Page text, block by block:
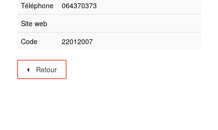
Téléphone
064370373
Site web
Code
22012007
Retour